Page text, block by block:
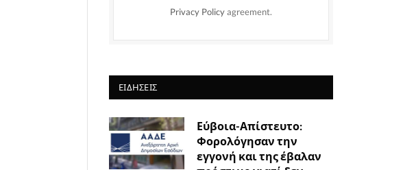
Privacy Policy agreement.
ΕΙΔΉΣΕΙΣ
Εύβοια-Απίστευτο:
Φορολόγησαν την
εγγονή και της έβαλαν